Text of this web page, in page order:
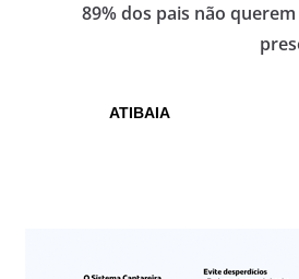
89% dos pais não